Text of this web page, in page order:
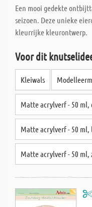
Een mooi gedekte
seizoen. Deze unieke
kleurrijke kleurontwerp.
Voor dit
Kleiwals
Matte acrylverf - 50 ml,
Matte acrylverf - 50
Matte acrylverf - 50 ml,